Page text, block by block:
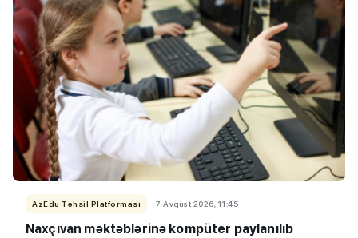
AzEdu Təhsil Platforması 7 Avqust 2026, 11:45
Naxçıvan məktəblərinə kompüter paylanılıb